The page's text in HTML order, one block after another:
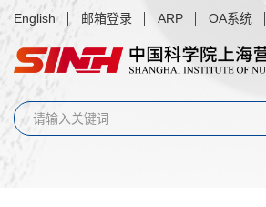
English 邮箱登录 ARP OA系统